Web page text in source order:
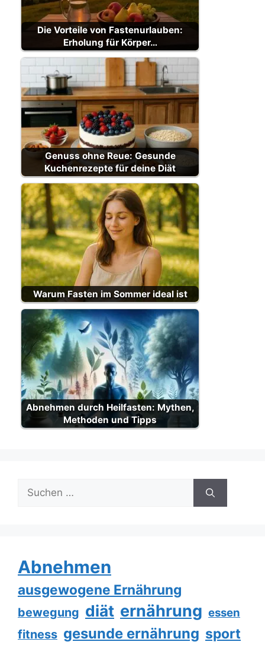
Die Vorteile von Fastenurlauben:
Erholung für Körper…
Genuss ohne Reue: Gesunde
Kuchenrezepte für deine Diät
Warum Fasten im Sommer ideal ist
Abnehmen durch Heilfasten: Mythen,
Methoden und Tipps
Suche
nach:
Abnehmen
ausgewogene Ernährung
bewegung diät ernährung essen
fitness gesunde ernährung sport